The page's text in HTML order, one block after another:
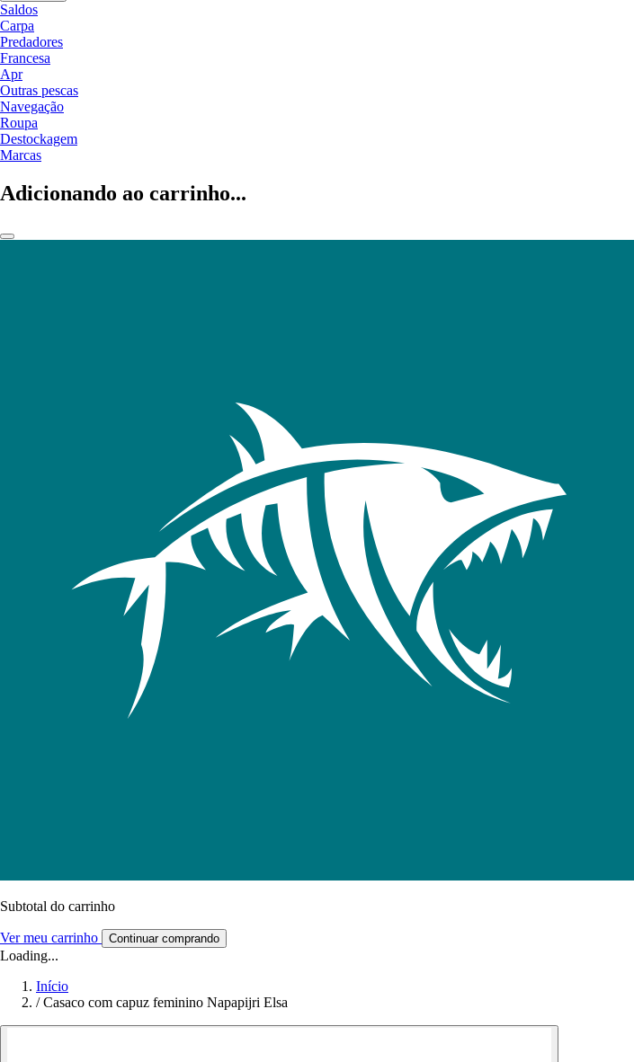
Saldos
Carpa
Predadores
Francesa
Apr
Outras pescas
Navegação
Roupa
Destockagem
Marcas
Adicionando ao carrinho...
Subtotal do carrinho
Ver meu carrinho Continuar comprando
Loading...
Início
/ Casaco com capuz feminino Napapijri Elsa